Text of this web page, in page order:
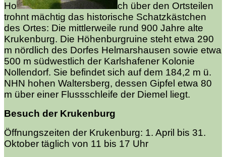
Ho
ch über den Ortsteilen
trohnt mächtig das historische Schatzkästchen
des Ortes: Die mittlerweile rund 900 Jahre alte
Krukenburg. Die Höhenburgruine steht etwa 290
m nördlich des Dorfes Helmarshausen sowie etwa
500 m südwestlich der Karlshafener Kolonie
Nollendorf. Sie befindet sich auf dem 184,2 m ü.
NHN hohen Waltersberg, dessen Gipfel etwa 80
m über einer Flussschleife der Diemel liegt.
Besuch der Krukenburg
Öffnungszeiten der Krukenburg: 1. April bis 31.
Oktober täglich von 11 bis 17 Uhr